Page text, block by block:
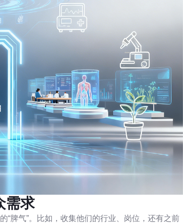
需求
“脾气”。比如，收集他们的行业、岗位，还有之前